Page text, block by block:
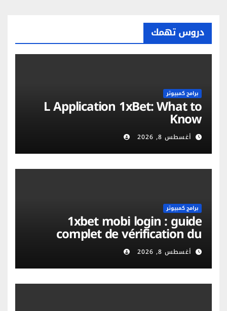
دروس تهمك
برامج كمبيوتر
L Application 1xBet: What to
Know
أغسطس 8, 2026
برامج كمبيوتر
1xbet mobi login : guide
complet de vérification du
compte et sécurité mobile
أغسطس 8, 2026